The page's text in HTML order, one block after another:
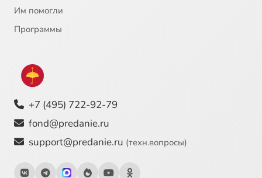
23 ПОВЕСТЬ О ФРОЛЕ СКОБЕЕВЕ
25
26 СУМАРОКОВ АЛЕКСАНДР ПЕТРОВИЧ [2]
ДЕРЖАВИН ГАВРИИЛ РОМАНОВИЧ
28 КАРАМЗИН НИКОЛАЙ МИХАЙЛОВИЧ
Им помогли
Программы
+7 (495) 722-92-79
fond@predanie.ru
support@predanie.ru (техн.вопросы)